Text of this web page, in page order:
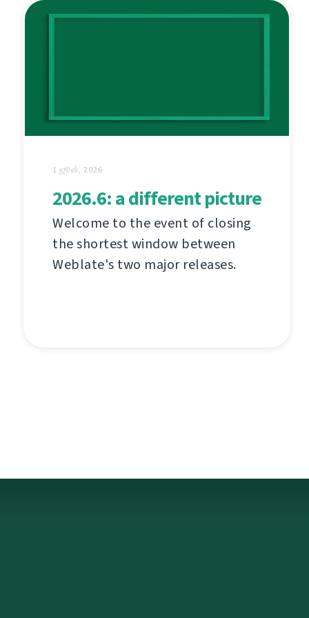
1 ஜூன், 2026
2026.6: a different picture
Welcome to the event of closing
the shortest window between
Weblate's two major releases.